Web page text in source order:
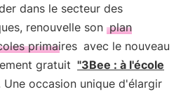
dans le secteur des
renouvelle son plan
primaires avec le nouveau
gratuit "3Bee : à l'école
Une occasion unique d'élargir